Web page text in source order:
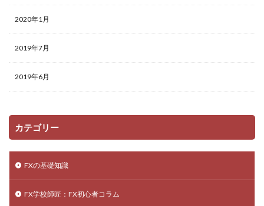
2020年1月
2019年7月
2019年6月
カテゴリー
FXの基礎知識
FX学校師匠：FX初心者コラム